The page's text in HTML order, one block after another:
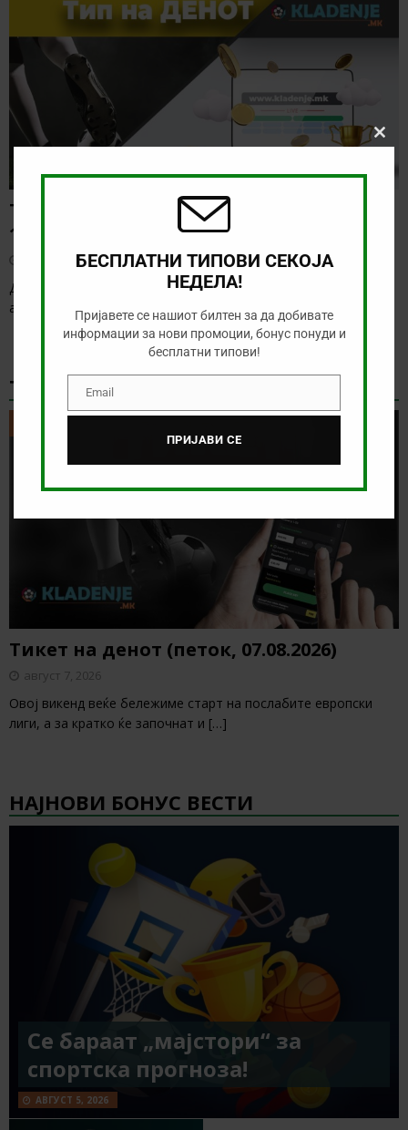
ТИП НА ДЕНОТ (07.08.2026,
19:00) САНДЕФЈОРД – КФУМ
август 7, 2026
Денес нема солидна понуда за обложување, а ние ќе го
анализираме дуелот од норвешката лига
ТИКЕТ НА ДЕНОТ
Тикет на денот (петок, 07.08.2026)
август 7, 2026
Овој викенд веќе бележиме старт на послабите европски
лиги, а за кратко ќе започнат и […]
НАЈНОВИ БОНУС ВЕСТИ
Се бараат „мајстори“ за
спортска прогноза!
АВГУСТ 5, 2026
БЕСПЛАТНИ ТИПОВИ СЕКОЈА
НЕДЕЛА!
Пријавете се нашиот билтен за да добивате
информации за нови промоции, бонус понуди и
бесплатни типови!
EmailEmail
ПРИЈАВИ СЕ